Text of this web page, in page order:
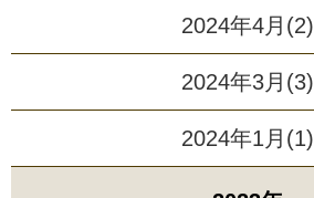
2024年4月(2)
2024年3月(3)
2024年1月(1)